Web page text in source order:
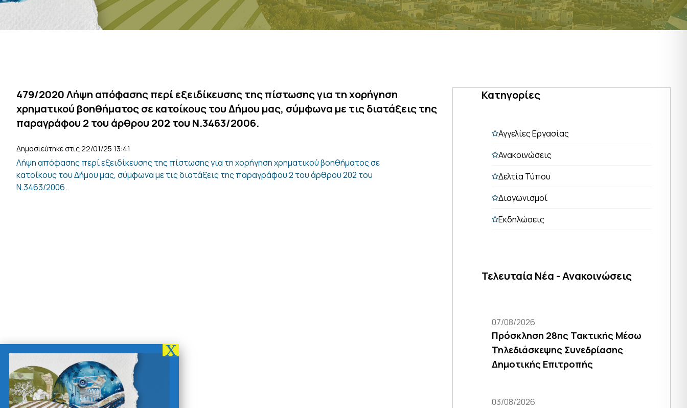
479/2020 Λήψη απόφασης περί εξειδίκευσης της πίστωσης για τη χορήγηση
χρηματικού βοηθήματος σε κατοίκους του Δήμου μας, σύμφωνα με τις διατάξεις της
παραγράφου 2 του άρθρου 202 του Ν.3463/2006.
Δημοσιεύτηκε στις 22/01/25 13:41
Λήψη απόφασης περί εξειδίκευσης της πίστωσης για τη χορήγηση χρηματικού βοηθήματος σε
κατοίκους του Δήμου μας, σύμφωνα με τις διατάξεις της παραγράφου 2 του άρθρου 202 του
Ν.3463/2006.
Κατηγορίες
Αγγελίες Εργασίας
Ανακοινώσεις
Δελτία Τύπου
Διαγωνισμοί
Εκδηλώσεις
Τελευταία Νέα - Ανακοινώσεις
07/08/2026
Πρόσκληση 28ης Τακτικής Μέσω
Τηλεδιάσκεψης Συνεδρίασης
Δημοτικής Επιτροπής
03/08/2026